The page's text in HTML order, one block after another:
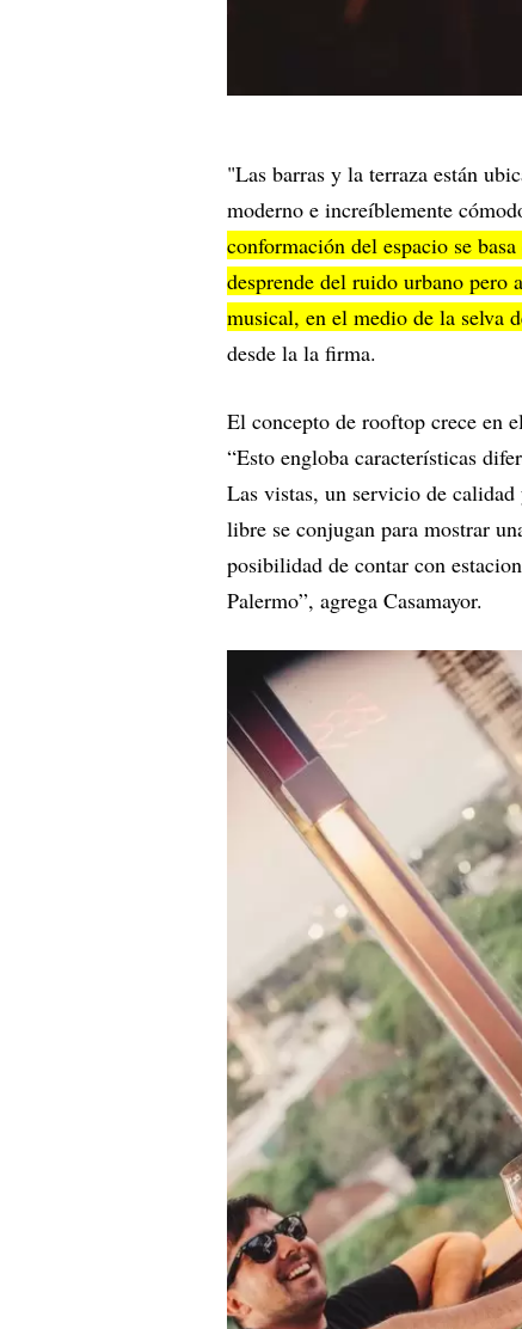
"Las barras y la terraza están
moderno e increíblemente
conformación del espacio se
desprende del ruido urbano pero
musical, en el medio de la selva
desde la la firma.
El concepto de rooftop crece en
“Esto engloba características
Las vistas, un servicio de
libre se conjugan para mostrar
posibilidad de contar con
Palermo”, agrega Casamayor.